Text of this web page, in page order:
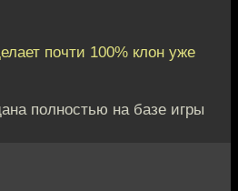
почти 100% клон уже
полностью на базе игры